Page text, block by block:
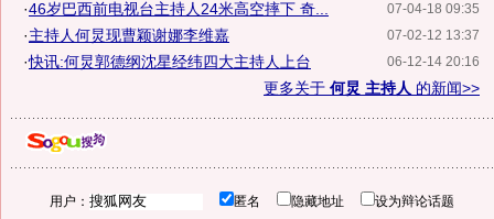
07-04-18 09:35
·46岁巴西前电视台主持人24米高空摔下 奇...
07-02-12 13:37
·主持人何炅现曹颖谢娜李维嘉
06-12-14 20:16
·快讯:何炅郭德纲沈星经纬四大主持人上台
更多关于 何炅 主持人 的新闻>>
用户： 匿名 隐藏地址 设为辩论话题